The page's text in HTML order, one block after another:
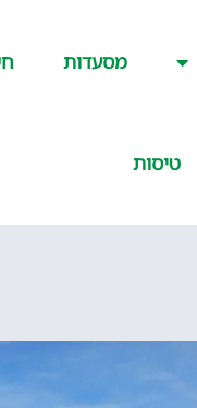
מסעדות
טיסות